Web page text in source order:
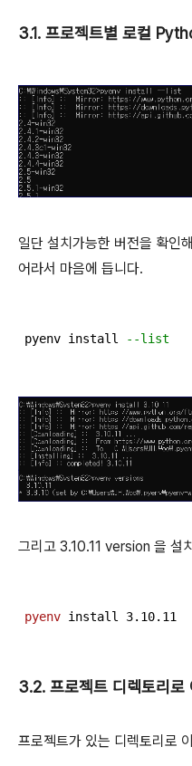
3.1. 프로젝트별 로컬
일단 설치가능한 버전을 확인
어라서 마음에 듭니다.
pyenv install --list
그리고 3.10.11 version 을 설
pyenv install 3. 10. 11
3.2. 프로젝트 디렉토리로
프로젝트가 있는 디렉토리로